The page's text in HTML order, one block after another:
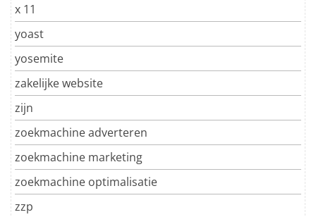
x 11
yoast
yosemite
zakelijke website
zijn
zoekmachine adverteren
zoekmachine marketing
zoekmachine optimalisatie
zzp